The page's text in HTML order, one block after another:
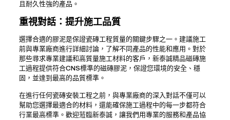
且耐久性強的產品。
重視對話：提升施工品質
選擇合適的膠泥是保證瓷磚工程質量的關鍵步驟之一。建議施工
前與專業廠商進行詳細討論，了解不同產品的性能和應用。對於
那些尋求專業建議和高質量施工材料的客戶，新泰誠精品磁磚施
工過程提供符合CNS標準的磁磚膠泥，保證您環境的安全、穩
固，並達到最高的品質標準。
在進行任何瓷磚安裝工程之前，與專業廠商的深入對話不僅可以
幫助您選擇最適合的材料，還能確保施工過程中的每一步都符合
行業最高標準。歡迎蒞臨新泰誠，讓我們用專業的服務和產品協